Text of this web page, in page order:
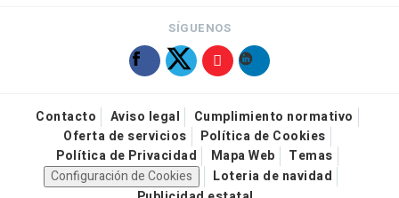
SÍGUENOS
Contacto Aviso legal
Cumplimiento normativo
Oferta de servicios
Política de Cookies
Política de Privacidad
Mapa Web
Temas
Configuración de Cookies
Loteria de navidad